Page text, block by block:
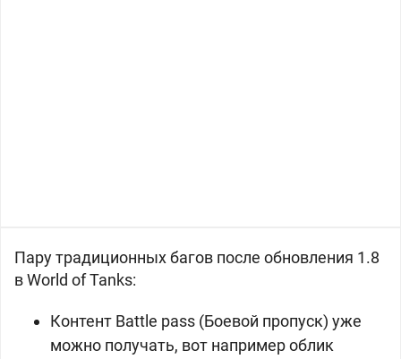
Пару традиционных багов после обновления 1.8
в World of Tanks:
Контент Battle pass (Боевой пропуск) уже
можно получать, вот например облик